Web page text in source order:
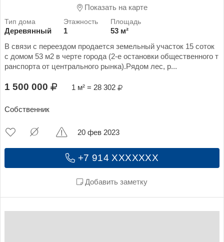
Показать на карте
Деревянный 1
53 м²
В связи с переездом продается земельный участок 15 соток
с домом 53 м2 в черте города (2-е остановки общественного т
ранспорта от центрального рынка).Рядом лес, р...
1 500 000 1 м² = 28 302
Собственник
+7 914 XXXXXXX
Добавить заметку
20 фев 2023